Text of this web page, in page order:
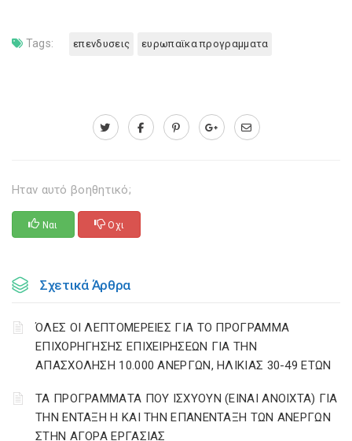
Tags: επενδυσεις ευρωπαϊκα προγραμματα
Ηταν αυτό βοηθητικό;
Ναι Οχι
Σχετικά Άρθρα
ΌΛΕΣ ΟΙ ΛΕΠΤΟΜΕΡΕΙΕΣ ΓΙΑ ΤΟ ΠΡΟΓΡΑΜΜΑ
ΕΠΙΧΟΡΗΓΗΣΗΣ ΕΠΙΧΕΙΡΗΣΕΩΝ ΓΙΑ ΤΗΝ
ΑΠΑΣΧΟΛΗΣΗ 10.000 ΑΝΕΡΓΩΝ, ΗΛΙΚΙΑΣ 30-49 ΕΤΩΝ
ΤΑ ΠΡΟΓΡΑΜΜΑΤΑ ΠΟΥ ΙΣΧΥΟΥΝ (ΕΙΝΑΙ ΑΝΟΙΧΤΑ) ΓΙΑ
ΤΗΝ ΕΝΤΑΞΗ Η ΚΑΙ ΤΗΝ ΕΠΑΝΕΝΤΑΞΗ ΤΩΝ ΑΝΕΡΓΩΝ
ΣΤΗΝ ΑΓΟΡΑ ΕΡΓΑΣΙΑΣ